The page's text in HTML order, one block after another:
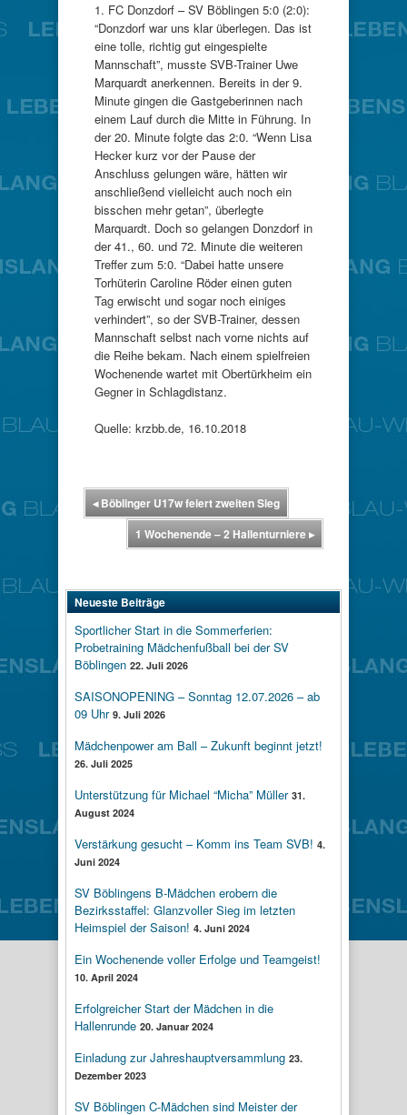
1. FC Donzdorf – SV Böblingen 5:0 (2:0):
“Donzdorf war uns klar überlegen. Das ist
eine tolle, richtig gut eingespielte
Mannschaft”, musste SVB-Trainer Uwe
Marquardt anerkennen. Bereits in der 9.
Minute gingen die Gastgeberinnen nach
einem Lauf durch die Mitte in Führung. In
der 20. Minute folgte das 2:0. “Wenn Lisa
Hecker kurz vor der Pause der
Anschluss gelungen wäre, hätten wir
anschließend vielleicht auch noch ein
bisschen mehr getan”, überlegte
Marquardt. Doch so gelangen Donzdorf in
der 41., 60. und 72. Minute die weiteren
Treffer zum 5:0. “Dabei hatte unsere
Torhüterin Caroline Röder einen guten
Tag erwischt und sogar noch einiges
verhindert”, so der SVB-Trainer, dessen
Mannschaft selbst nach vorne nichts auf
die Reihe bekam. Nach einem spielfreien
Wochenende wartet mit Obertürkheim ein
Gegner in Schlagdistanz.
Quelle: krzbb.de, 16.10.2018
◂Böblinger U17w feiert zweiten Sieg
1 Wochenende – 2 Hallenturniere▸
Neueste Beiträge
Sportlicher Start in die Sommerferien:
Probetraining Mädchenfußball bei der SV
Böblingen 22. Juli 2026
SAISONOPENING – Sonntag 12.07.2026 – ab
09 Uhr 9. Juli 2026
Mädchenpower am Ball – Zukunft beginnt jetzt!
26. Juli 2025
Unterstützung für Michael “Micha” Müller 31.
August 2024
Verstärkung gesucht – Komm ins Team SVB! 4.
Juni 2024
SV Böblingens B-Mädchen erobern die
Bezirksstaffel: Glanzvoller Sieg im letzten
Heimspiel der Saison! 4. Juni 2024
Ein Wochenende voller Erfolge und Teamgeist!
10. April 2024
Erfolgreicher Start der Mädchen in die
Hallenrunde 20. Januar 2024
Einladung zur Jahreshauptversammlung 23.
Dezember 2023
SV Böblingen C-Mädchen sind Meister der